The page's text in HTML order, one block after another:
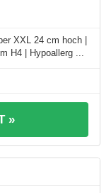
XXL 24 cm hoch |
H4 | Hypoallerg ...
»